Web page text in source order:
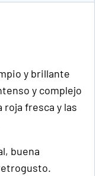
y brillante
y complejo
fresca y las
buena